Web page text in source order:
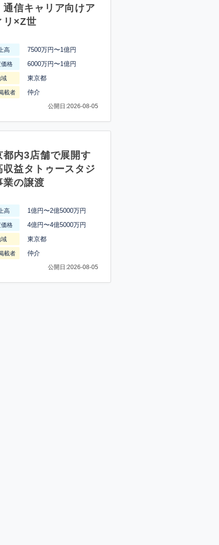
通信キャリア向けア
リ×Z世
高 7500万円〜1億円
格 6000万円〜1億円
域 東京都
載者 仲介
公開日:2026-08-05
都内3店舗で展開す
収益タトゥースタジ
業の譲渡
高 1億円〜2億5000万円
格 4億円〜4億5000万円
域 東京都
載者 仲介
公開日:2026-08-05